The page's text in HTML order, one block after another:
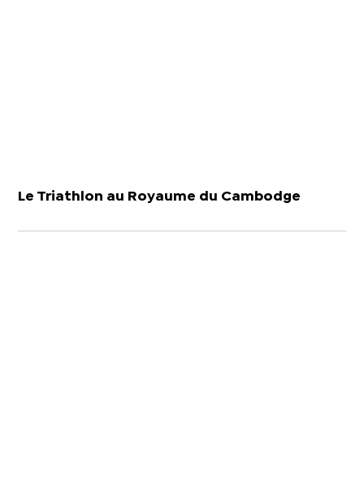
Le Triathlon au Royaume du Cambodge